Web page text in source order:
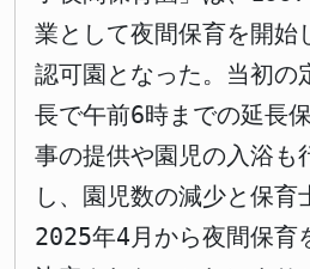
業として夜間保育を開始
認可園となった。当初の
長で午前6時までの延長
事の提供や園児の入浴も
し、園児数の減少と保育
2025年4月から夜間保育